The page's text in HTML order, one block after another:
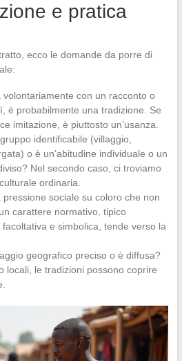
e pratica
ecco le domande da porre di
con un racconto o
è probabilmente una tradizione. Se
imitazione, è piuttosto un’usanza.
identificabile (villaggio,
o è un’abitudine individuale o un
Nel secondo caso, ci troviamo
ordinaria.
sociale su coloro che non
carattere normativo, tipico
facoltativa e simbolica, tende verso la
geografico preciso o è diffusa?
locali, le tradizioni possono coprire